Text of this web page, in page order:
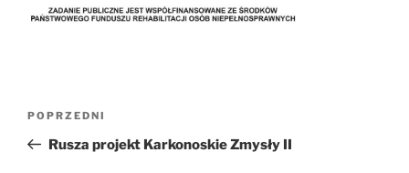
Poprzedni
wpis
POPRZEDNI
Rusza projekt Karkonoskie Zmysły II